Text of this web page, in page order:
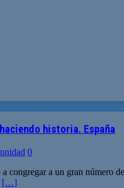
historia. España
0
congregar a un gran número
[…]